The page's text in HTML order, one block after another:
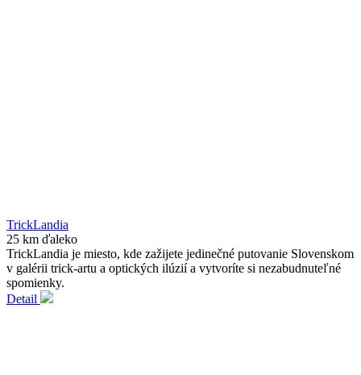
TrickLandia
25 km ďaleko
TrickLandia je miesto, kde zažijete jedinečné putovanie Slovenskom
v galérii trick-artu a optických ilúzií a vytvoríte si nezabudnuteľné
spomienky.
Detail